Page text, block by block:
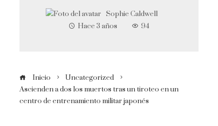
Sophie Caldwell
Hace 3 años
94
Inicio
Uncategorized
Ascienden a dos los muertos tras un tiroteo en un
centro de entrenamiento militar japonés